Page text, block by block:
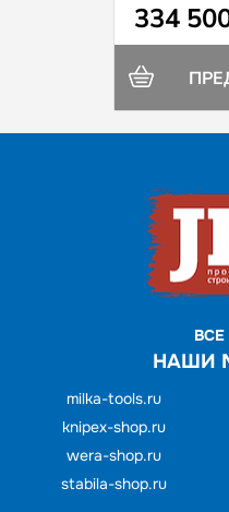
334
НАШИ
milka-tools.ru
knipex-shop.ru
wera-shop.ru
stabila-shop.ru